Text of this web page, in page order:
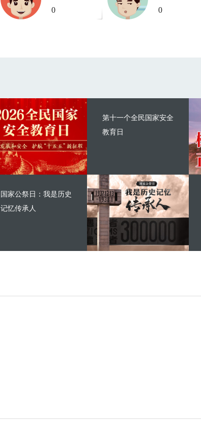
0 0
第十一个全民国家安全
教育日
国家公祭日：我是历史
记忆传承人